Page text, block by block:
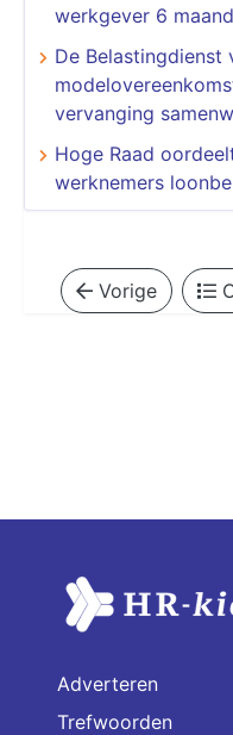
werkgever 6
De Belastingdienst
vervanging
Hoge Raad
werknemers
Vorige
Adverteren
Trefwoorden